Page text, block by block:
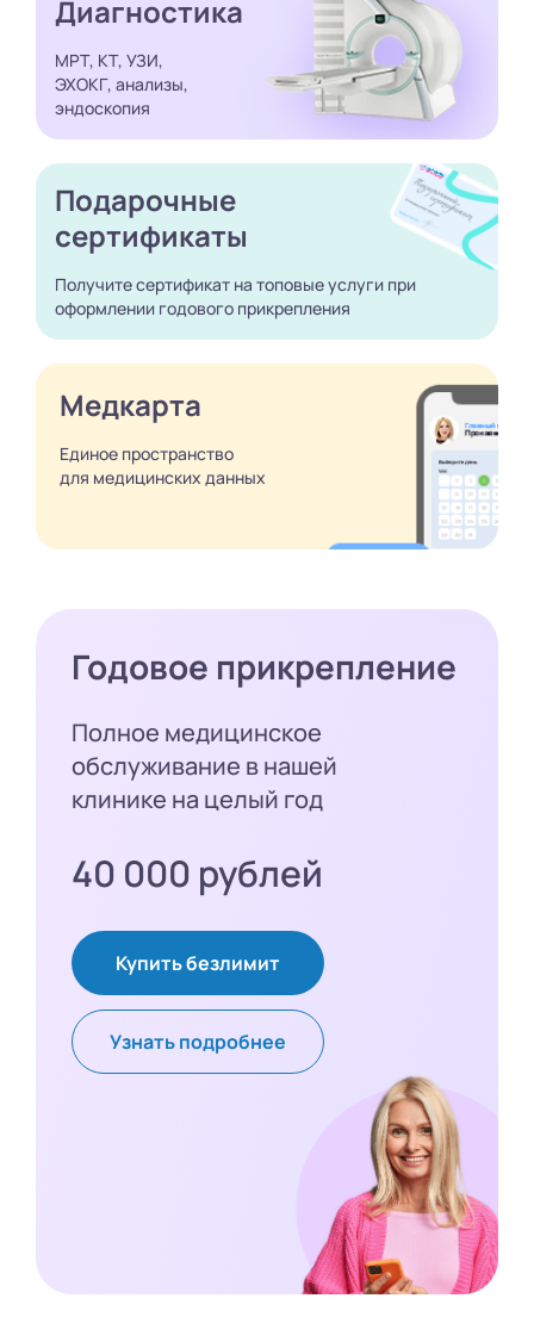
Диагностика
МРТ, КТ, УЗИ,
ЭХОКГ, анализы,
эндоскопия
Подарочные
сертификаты
Получите сертификат на топовые услуги при
оформлении годового прикрепления
Медкарта
Единое пространство
для медицинских данных
Годовое прикрепление
Полное медицинское
обслуживание в нашей
клинике на целый год
40 000 рублей
Купить безлимит
Узнать подробнее